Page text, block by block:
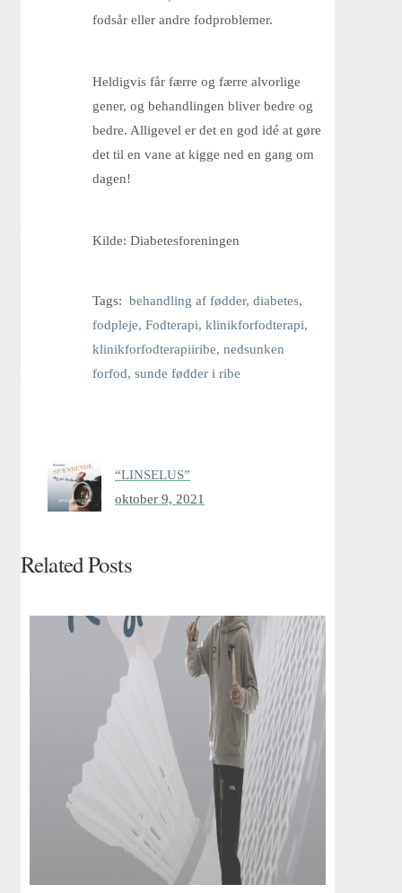
Kontakt
Persondatapolitik
Cookies
fodsår eller andre fodproblemer.
Heldigvis får færre og færre alvorlige
gener, og behandlingen bliver bedre og
bedre. Alligevel er det en god idé at gøre
det til en vane at kigge ned en gang om
dagen!
Kilde: Diabetesforeningen
Tags: behandling af fødder, diabetes,
fodpleje, Fodterapi, klinikforfodterapi,
klinikforfodterapiiribe, nedsunken
forfod, sunde fødder i ribe
“LINSELUS”
oktober 9, 2021
Related Posts